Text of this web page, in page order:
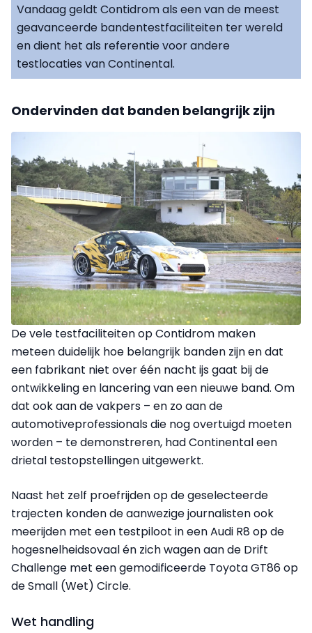
Vandaag geldt Contidrom als een van de meest
geavanceerde bandentestfaciliteiten ter wereld
en dient het als referentie voor andere
testlocaties van Continental.
Ondervinden dat banden belangrijk zijn
De vele testfaciliteiten op Contidrom maken
meteen duidelijk hoe belangrijk banden zijn en dat
een fabrikant niet over één nacht ijs gaat bij de
ontwikkeling en lancering van een nieuwe band. Om
dat ook aan de vakpers – en zo aan de
automotiveprofessionals die nog overtuigd moeten
worden – te demonstreren, had Continental een
drietal testopstellingen uitgewerkt.
Naast het zelf proefrijden op de geselecteerde
trajecten konden de aanwezige journalisten ook
meerijden met een testpiloot in een Audi R8 op de
hogesnelheidsovaal én zich wagen aan de Drift
Challenge met een gemodificeerde Toyota GT86 op
de Small (Wet) Circle.
Wet handling